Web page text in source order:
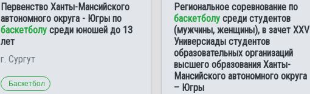
Первенство Ханты-Мансийского
автономного округа - Югры по
баскетболу среди юношей до 13
лет
г. Сургут
Баскетбол
Региональное соревнование по
баскетболу среди студентов
(мужчины, женщины), в зачет XXV
Универсиады студентов
образовательных организаций
высшего образования Ханты-
Мансийского автономного округа
– Югры